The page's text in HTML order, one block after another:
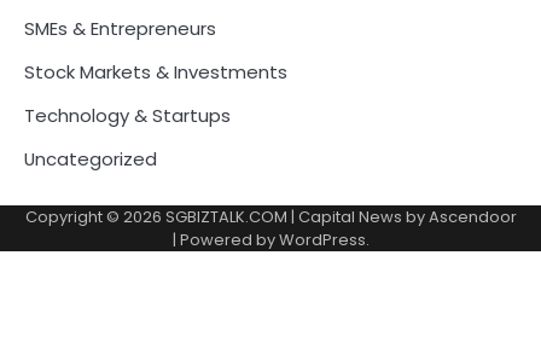
SMEs & Entrepreneurs
Stock Markets & Investments
Technology & Startups
Uncategorized
Copyright © 2026 SGBIZTALK.COM | Capital News byAscendoor
| Powered byWordPress.